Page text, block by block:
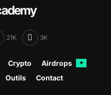
21K 3K
Crypto Airdrops ✦
Outils Contact